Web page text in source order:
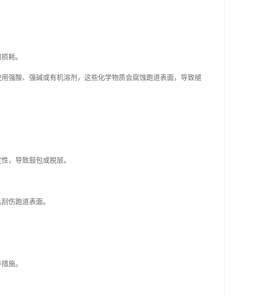
耗。
强酸、强碱或有机溶剂，这些化学物质会腐蚀跑道表面，导致褪
，导致鼓包或脱层。
伤跑道表面。
施。